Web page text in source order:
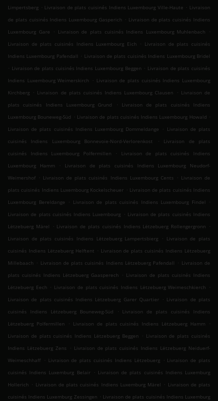
Limpertsberg . Livraison de plats cuisinés Indiens Luxembourg Ville-Haute . Livraison
de plats cuisinés Indiens Luxembourg Gasperich . Livraison de plats cuisinés Indiens
Luxembourg Gare
. Livraison de plats cuisinés Indiens Luxembourg Muhlenbach
.
Livraison de plats cuisinés Indiens Luxembourg Eich
. Livraison de plats cuisinés
Indiens Luxembourg Pafendall . Livraison de plats cuisinés Indiens Luxembourg Bridel
. Livraison de plats cuisinés Indiens Luxembourg Beggen . Livraison de plats cuisinés
Indiens Luxembourg Weimerskirch
. Livraison de plats cuisinés Indiens Luxembourg
Kirchberg . Livraison de plats cuisinés Indiens Luxembourg Clausen . Livraison de
plats cuisinés Indiens Luxembourg Grund
.
Livraison de plats cuisinés Indiens
Luxembourg Bouneweg-Süd . Livraison de plats cuisinés Indiens Luxembourg Howald .
Livraison de plats cuisinés Indiens Luxembourg Dommeldange
. Livraison de plats
cuisinés Indiens Luxembourg Bonnevoie-Nord-Verlorenkost
.
Livraison de plats
cuisinés Indiens Luxembourg Polfermillen
.
Livraison de plats cuisinés Indiens
Luxembourg Hamm
.
Livraison de plats cuisinés Indiens Luxembourg Neudorf-
Weimershof . Livraison de plats cuisinés Indiens Luxembourg Cents . Livraison de
plats cuisinés Indiens Luxembourg Kockelscheuer . Livraison de plats cuisinés Indiens
Luxembourg Bereldange
. Livraison de plats cuisinés Indiens Luxembourg Findel
.
Livraison de plats cuisinés Indiens Luxembourg . Livraison de plats cuisinés Indiens
Lëtzebuerg Märel
. Livraison de plats cuisinés Indiens Lëtzebuerg Rollengergronn
.
Livraison de plats cuisinés Indiens Lëtzebuerg Lampertsbierg
. Livraison de plats
cuisinés Indiens Lëtzebuerg Helftent . Livraison de plats cuisinés Indiens Lëtzebuerg
Millebaach . Livraison de plats cuisinés Indiens Lëtzebuerg Pafendall . Livraison de
plats cuisinés Indiens Lëtzebuerg Gaasperech
. Livraison de plats cuisinés Indiens
Lëtzebuerg Eech . Livraison de plats cuisinés Indiens Lëtzebuerg Weimeschkierch
.
Livraison de plats cuisinés Indiens Lëtzebuerg Garer Quartier . Livraison de plats
cuisinés Indiens Lëtzebuerg Bouneweg-Süd
. Livraison de plats cuisinés Indiens
Lëtzebuerg Polfermillen
. Livraison de plats cuisinés Indiens Lëtzebuerg Hamm
.
Livraison de plats cuisinés Indiens Lëtzebuerg Beggen
. Livraison de plats cuisinés
Indiens Lëtzebuerg Zens
. Livraison de plats cuisinés Indiens Lëtzebuerg Neiduerf-
Weimeschhaff . Livraison de plats cuisinés Indiens Lëtzebuerg . Livraison de plats
cuisinés Indiens Luxemburg Belair . Livraison de plats cuisinés Indiens Luxemburg
Hollerich . Livraison de plats cuisinés Indiens Luxemburg Märel . Livraison de plats
cuisinés Indiens Luxemburg Zessingen . Livraison de plats cuisinés Indiens Luxemburg